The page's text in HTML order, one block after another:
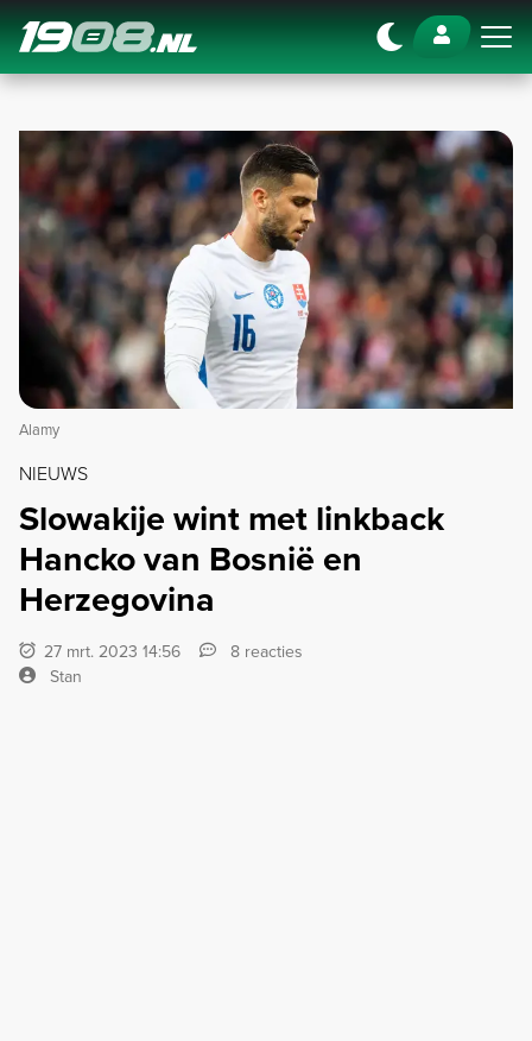
Navigation
Alamy
NIEUWS
Slowakije wint met linkback
Hancko van Bosnië en
Herzegovina
27 mrt. 2023 14:56
8 reacties
Stan